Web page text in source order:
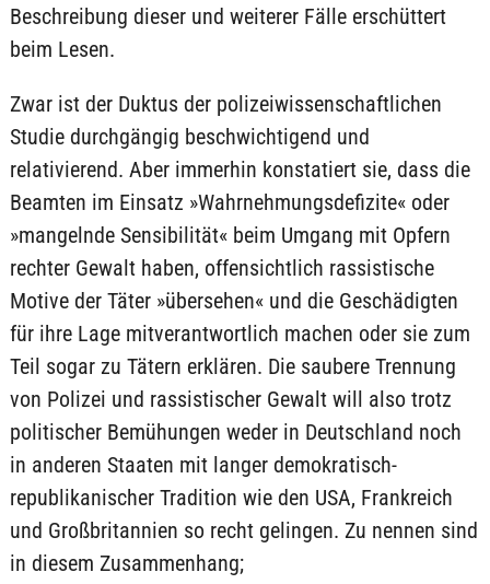
Beschreibung dieser und weiterer Fälle erschüttert
beim Lesen.
Zwar ist der Duktus der polizeiwissenschaftlichen
Studie durchgängig beschwichtigend und
relativierend. Aber immerhin konstatiert sie, dass die
Beamten im Einsatz »Wahrnehmungsdefizite« oder
»mangelnde Sensibilität« beim Umgang mit Opfern
rechter Gewalt haben, offensichtlich rassistische
Motive der Täter »übersehen« und die Geschädigten
für ihre Lage mitverantwortlich machen oder sie zum
Teil sogar zu Tätern erklären. Die saubere Trennung
von Polizei und rassistischer Gewalt will also trotz
politischer Bemühungen weder in Deutschland noch
in anderen Staaten mit langer demokratisch-
republikanischer Tradition wie den USA, Frankreich
und Großbritannien so recht gelingen. Zu nennen sind
in diesem Zusammenhang;